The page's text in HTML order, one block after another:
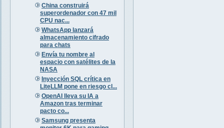
China construirá
superordenador con 47 mil
CPU nac...
WhatsApp lanzará
almacenamiento cifrado
para chats
Envía tu nombre al
espacio con satélites de la
NASA
Inyección SQL crítica en
LiteLLM pone en riesgo cl...
OpenAI lleva su IA a
Amazon tras terminar
pacto co...
Samsung presenta